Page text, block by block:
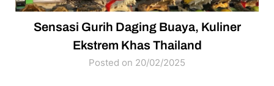
Sensasi Gurih Daging Buaya, Kuliner
Ekstrem Khas Thailand
Posted on 20/02/2025